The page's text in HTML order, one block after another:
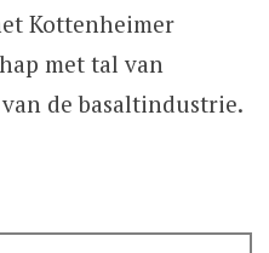
Kottenheimer
met tal van
de basaltindustrie.